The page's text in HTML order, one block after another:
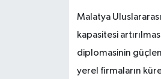
Malatya
kapasitesi
diplomasinin
yerel firmaların